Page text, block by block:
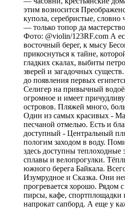
этим возносится
купола, серебристые, словно
— только топор да
Фото: @violin/123RF.com А
восточный берег, к мысу
прикоснуться к тайне,
гладких скалах, выбиты
зверей и загадочных
до появления первых
Селигер на привычный
огромное и имеет
островов. Пляжей много,
Один из самых красивых -
песчаной отмелью. Есть и
доступный - Центральный
пологим заходом в воду.
здесь доступны теплоходные
сплавы и велопрогулки.
южного берега Байкала.
Изумрудное и Сказка. Они
прогревается хорошо. Рядом
пирсы, кафе, спортплощадки
напрокат сапборд. А еще у